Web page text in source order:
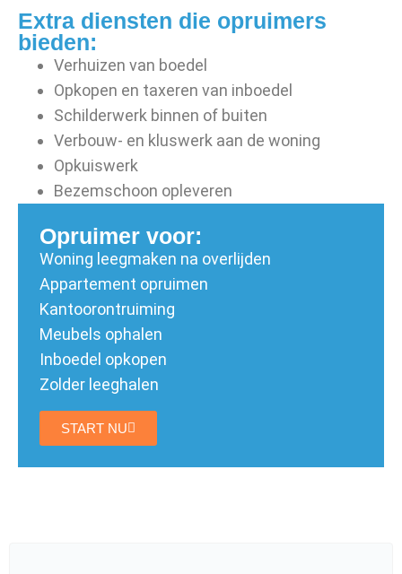
Extra diensten die opruimers
bieden:
Verhuizen van boedel
Opkopen en taxeren van inboedel
Schilderwerk binnen of buiten
Verbouw- en kluswerk aan de woning
Opkuiswerk
Bezemschoon opleveren
Opruimer voor:
Woning leegmaken na overlijden
Appartement opruimen
Kantoorontruiming
Meubels ophalen
Inboedel opkopen
Zolder leeghalen
START NU